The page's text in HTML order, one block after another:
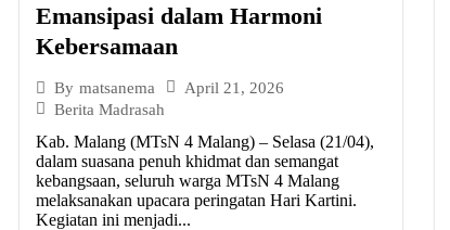
Emansipasi dalam Harmoni
Kebersamaan
By matsanema
April 21, 2026
Berita Madrasah
Kab. Malang (MTsN 4 Malang) – Selasa (21/04),
dalam suasana penuh khidmat dan semangat
kebangsaan, seluruh warga MTsN 4 Malang
melaksanakan upacara peringatan Hari Kartini.
Kegiatan ini menjadi...